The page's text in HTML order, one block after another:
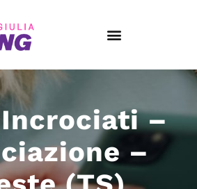
Incrociati –
–